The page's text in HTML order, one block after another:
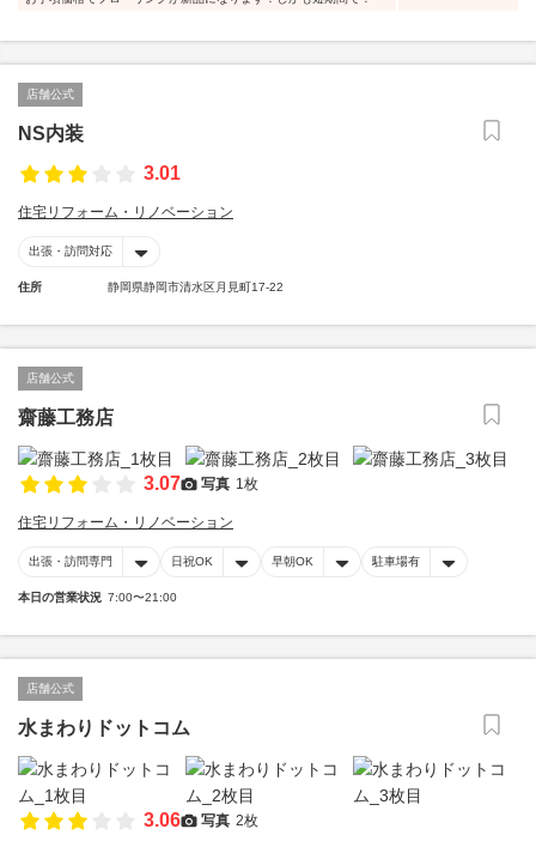
店舗公式
NS内装
3.01
住宅リフォーム・リノベーション
出張・訪問対応
住所 静岡県静岡市清水区月見町17-22
店舗公式
齋藤工務店
3.07 写真 1枚
住宅リフォーム・リノベーション
出張・訪問専門 日祝OK 早朝OK 駐車場有
本日の営業状況 7:00〜21:00
店舗公式
水まわりドットコム
3.06 写真 2枚